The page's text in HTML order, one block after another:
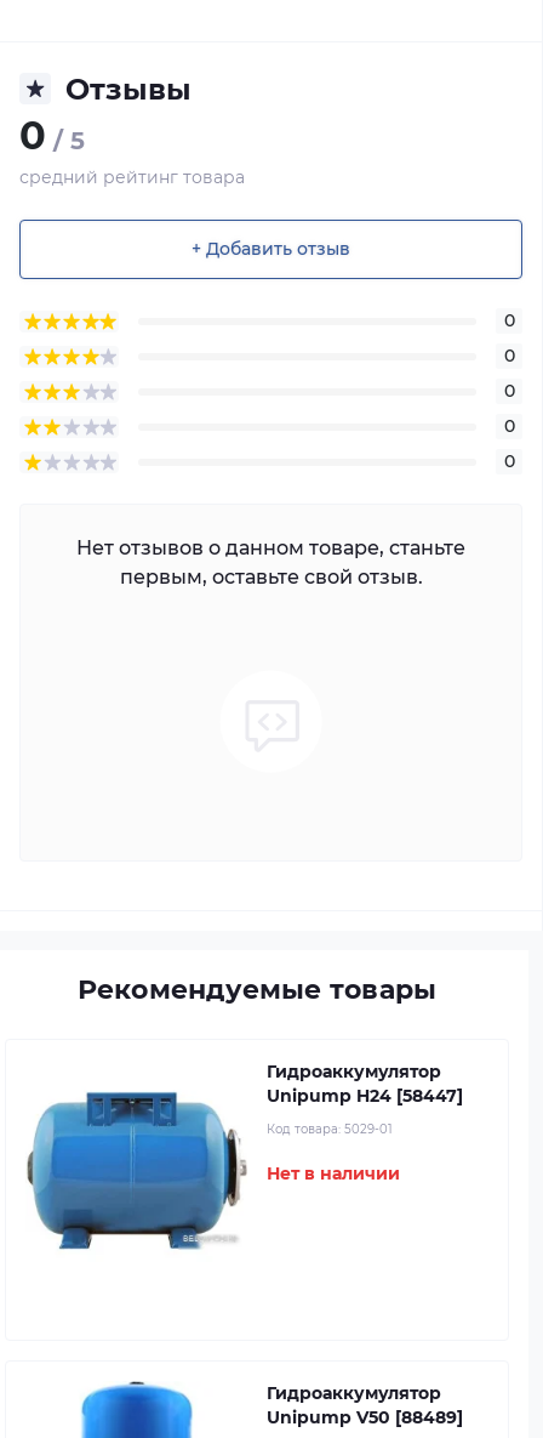
Отзывы
0 / 5
средний рейтинг товара
+ Добавить отзыв
0
0
0
0
0
Нет отзывов о данном товаре, станьте
первым, оставьте свой отзыв.
Рекомендуемые товары
Гидроаккумулятор
Unipump H24 [58447]
Код товара: 5029-01
Нет в наличии
Гидроаккумулятор
Unipump V50 [88489]